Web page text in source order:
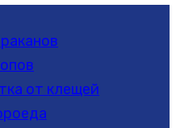
от клещей